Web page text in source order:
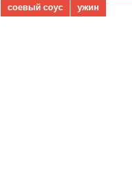
соевый соус
ужин